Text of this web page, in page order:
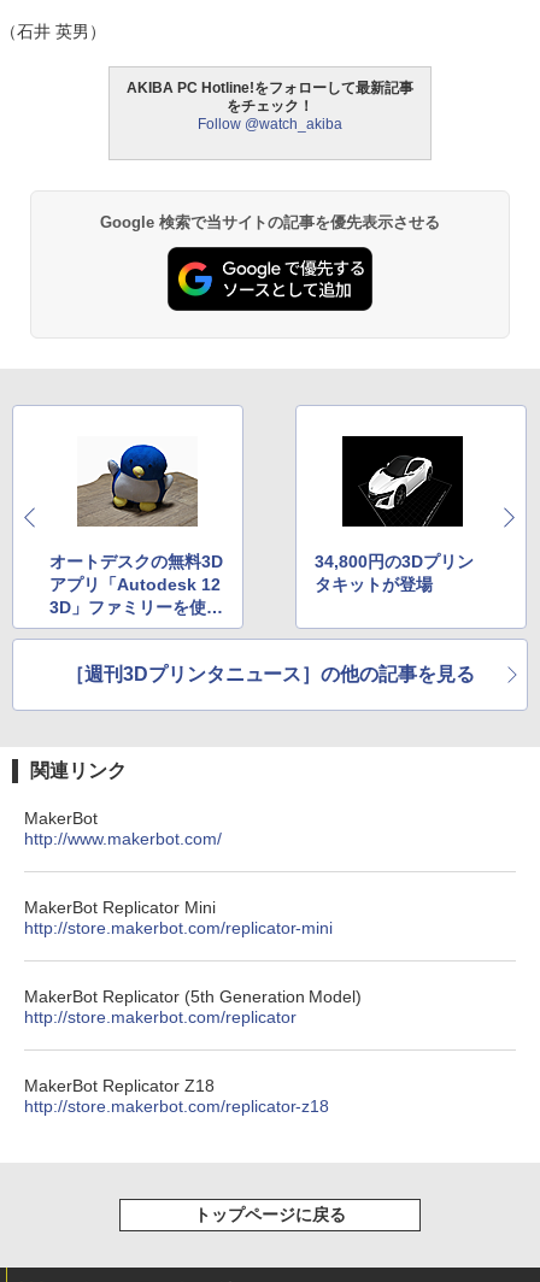
（石井 英男）
AKIBA PC Hotline!をフォローして最新記事
をチェック！
Follow @watch_akiba
Google 検索で当サイトの記事を優先表示させる
オートデスクの無料3D
アプリ「Autodesk 12
3D」ファミリーを使い
こなそう(後編)
34,800円の3Dプリン
タキットが登場
［週刊3Dプリンタニュース］の他の記事を見る
関連リンク
MakerBot
http://www.makerbot.com/
MakerBot Replicator Mini
http://store.makerbot.com/replicator-mini
MakerBot Replicator (5th Generation Model)
http://store.makerbot.com/replicator
MakerBot Replicator Z18
http://store.makerbot.com/replicator-z18
トップページに戻る